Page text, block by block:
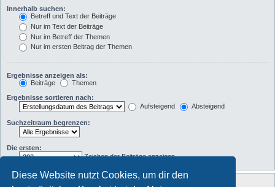
Diese Website nutzt Cookies, um dir den
Innerhalb suchen:
Betreff und Text der Beiträge
Nur im Text der Beiträge
Nur im Betreff der Themen
Nur im ersten Beitrag der Themen
Ergebnisse anzeigen als:
Beiträge
Themen
Ergebnisse sortieren nach:
Aufsteigend
Absteigend
Suchzeitraum begrenzen:
Die ersten:
Zeichen der Beiträge anzeigen